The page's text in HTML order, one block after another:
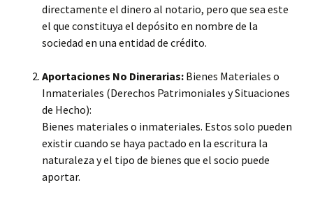
directamente el dinero al notario, pero que sea este
el que constituya el depósito en nombre de la
sociedad en una entidad de crédito.
Aportaciones No Dinerarias: Bienes Materiales o
Inmateriales (Derechos Patrimoniales y Situaciones
de Hecho):
Bienes materiales o inmateriales. Estos solo pueden
existir cuando se haya pactado en la escritura la
naturaleza y el tipo de bienes que el socio puede
aportar.